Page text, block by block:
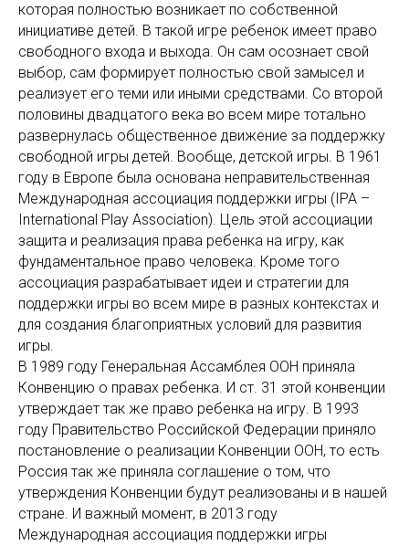
которая полностью возникает по собственной
инициативе детей. В такой игре ребенок имеет право
свободного входа и выхода. Он сам осознает свой
выбор, сам формирует полностью свой замысел и
реализует его теми или иными средствами. Со второй
половины двадцатого века во всем мире тотально
развернулась общественное движение за поддержку
свободной игры детей. Вообще, детской игры. В 1961
году в Европе была основана неправительственная
Международная ассоциация поддержки игры (IPA –
International Play Association). Цель этой ассоциации
защита и реализация права ребенка на игру, как
фундаментальное право человека. Кроме того
ассоциация разрабатывает идеи и стратегии для
поддержки игры во всем мире в разных контекстах и
для создания благоприятных условий для развития
игры.
В 1989 году Генеральная Ассамблея ООН приняла
Конвенцию о правах ребенка. И ст. 31 этой конвенции
утверждает так же право ребенка на игру. В 1993
году Правительство Российской Федерации приняло
постановление о реализации Конвенции ООН, то есть
Россия так же приняла соглашение о том, что
утверждения Конвенции будут реализованы и в нашей
стране. И важный момент, в 2013 году
Международная ассоциация поддержки игры